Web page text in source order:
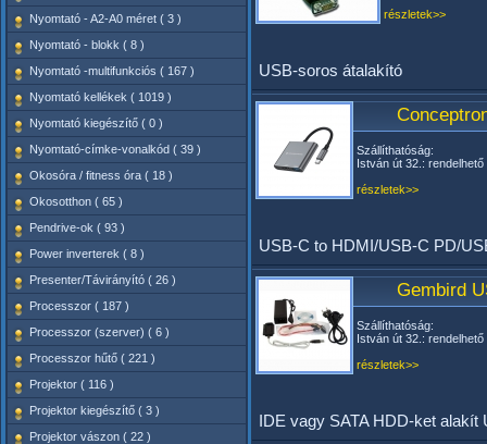
Nyomtató - A2-A0 méret ( 3 )
Nyomtató - blokk ( 8 )
Nyomtató -multifunkciós ( 167 )
Nyomtató kellékek ( 1019 )
Nyomtató kiegészítő ( 0 )
Nyomtató-címke-vonalkód ( 39 )
Okosóra / fitness óra ( 18 )
Okosotthon ( 65 )
Pendrive-ok ( 93 )
Power inverterek ( 8 )
Presenter/Távirányító ( 26 )
Processzor ( 187 )
Processzor (szerver) ( 6 )
Processzor hűtő ( 221 )
Projektor ( 116 )
Projektor kiegészítő ( 3 )
Projektor vászon ( 22 )
részletek>>
USB-soros átalakító
Szállíthatóság:
István út 32.: rendelhető
részletek>>
USB-C to HDMI/USB-C PD/
Gembird
Szállíthatóság:
István út 32.: rendelhető
részletek>>
IDE vagy SATA HDD-ket alakít